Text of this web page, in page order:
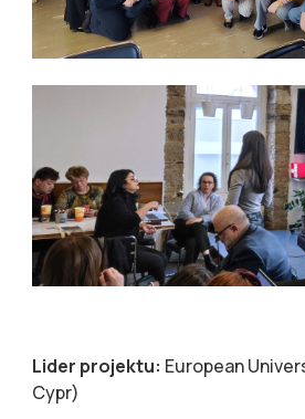
Lider projektu: European
Cypr)